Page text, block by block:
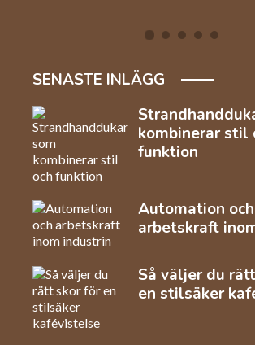
SENASTE INLÄGG
kombinerar stil
funktion
Automation och
arbetskraft
Så väljer du
en stilsäker